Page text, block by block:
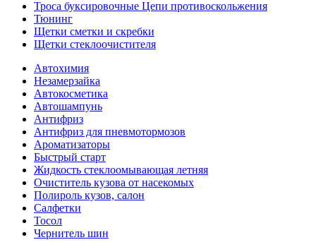
Троса буксировочные Цепи противоскольжения
Тюнинг
Щетки сметки и скребки
Щетки стеклоочистителя
Автохимия
Незамерзайка
Автокосметика
Автошампунь
Антифриз
Антифриз для пневмотормозов
Ароматизаторы
Быстрый старт
Жидкость стеклоомывающая летняя
Очиститель кузова от насекомых
Полироль кузов, салон
Салфетки
Тосол
Чернитель шин